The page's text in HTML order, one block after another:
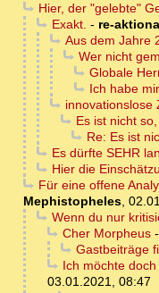
Hier, der "gelebte"
Exakt. - re-
Aus dem Jahre
Wer nicht
Globale
Ich habe
innovationslose
Es ist nicht
Re: Es ist
Es dürfte SEHR
Hier die
Für eine offene
Mephistopheles,
Wenn du nur
Cher Morpheus-
Gastbeiträge
Ich möchte
03.01.2021, 08:47